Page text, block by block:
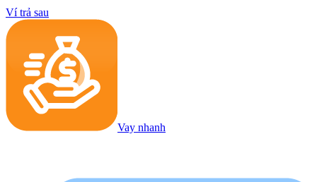
Ví trả sau
Vay nhanh